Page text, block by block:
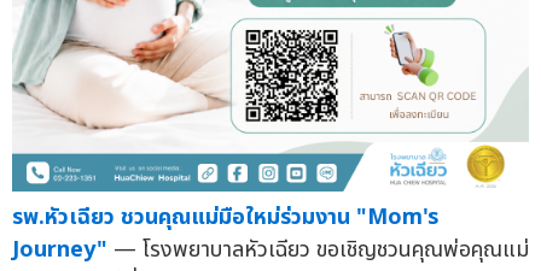
รพ.หัวเฉียว ชวนคุณแม่มือใหม่ร่วมงาน "Mom's
Journey" — โรงพยาบาลหัวเฉียว ขอเชิญชวนคุณพ่อคุณแม่